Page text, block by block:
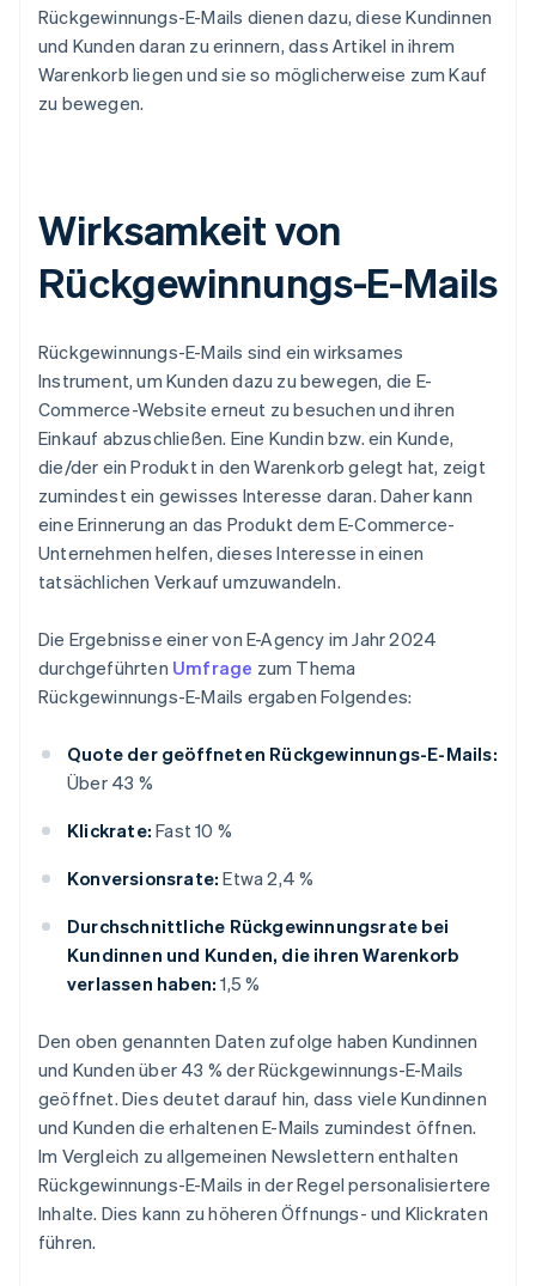
Rückgewinnungs-E-Mails dienen dazu, diese Kundinnen
und Kunden daran zu erinnern, dass Artikel in ihrem
Warenkorb liegen und sie so möglicherweise zum Kauf
zu bewegen.
Wirksamkeit von
Rückgewinnungs-E-Mails
Rückgewinnungs-E-Mails sind ein wirksames
Instrument, um Kunden dazu zu bewegen, die E-
Commerce-Website erneut zu besuchen und ihren
Einkauf abzuschließen. Eine Kundin bzw. ein Kunde,
die/der ein Produkt in den Warenkorb gelegt hat, zeigt
zumindest ein gewisses Interesse daran. Daher kann
eine Erinnerung an das Produkt dem E-Commerce-
Unternehmen helfen, dieses Interesse in einen
tatsächlichen Verkauf umzuwandeln.
Die Ergebnisse einer von E-Agency im Jahr 2024
durchgeführten Umfrage zum Thema
Rückgewinnungs-E-Mails ergaben Folgendes:
Quote der geöffneten Rückgewinnungs-E-Mails:
Über 43 %
Klickrate: Fast 10 %
Konversionsrate: Etwa 2,4 %
Durchschnittliche Rückgewinnungsrate bei
Kundinnen und Kunden, die ihren Warenkorb
verlassen haben: 1,5 %
Den oben genannten Daten zufolge haben Kundinnen
und Kunden über 43 % der Rückgewinnungs-E-Mails
geöffnet. Dies deutet darauf hin, dass viele Kundinnen
und Kunden die erhaltenen E-Mails zumindest öffnen.
Im Vergleich zu allgemeinen Newslettern enthalten
Rückgewinnungs-E-Mails in der Regel personalisiertere
Inhalte. Dies kann zu höheren Öffnungs- und Klickraten
führen.